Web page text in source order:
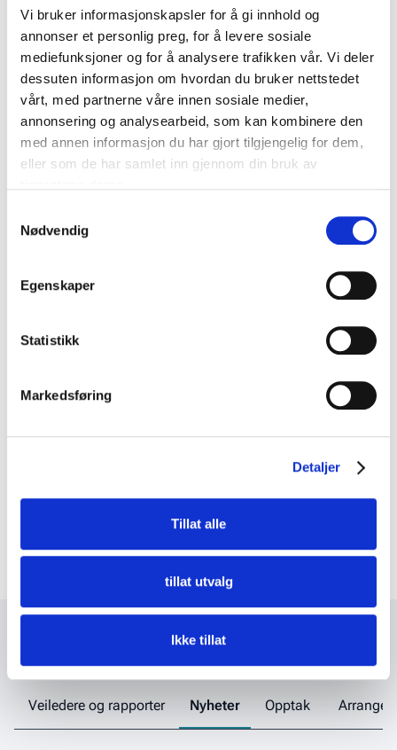
Vi bruker informasjonskapsler for å gi innhold og
annonser et personlig preg, for å levere sosiale
mediefunksjoner og for å analysere trafikken vår. Vi deler
dessuten informasjon om hvordan du bruker nettstedet
vårt, med partnerne våre innen sosiale medier,
annonsering og analysearbeid, som kan kombinere den
med annen informasjon du har gjort tilgjengelig for dem,
eller som de har samlet inn gjennom din bruk av
Nødvendig
Egenskaper
Statistikk
Markedsføring
Detaljer
Tillat alle
tillat utvalg
Ikke tillat
som ligner det man allerede har ferdigstilt. Det er spesielt
viktig å ta seg god nok tid i prosjekteringsfasen med å
forsikre seg om at bygget lar seg reise til angitt tid på en
sikker måte, understreker Norsk Eiendoms fagsjef.
Lenker
Begge veilederne ligger lett tilgjengelig på hjemmesiden til
Veileder i byggherreforskriften
27.februar 2023
Relevant innhold
Veiledere og rapporter Nyheter Opptak